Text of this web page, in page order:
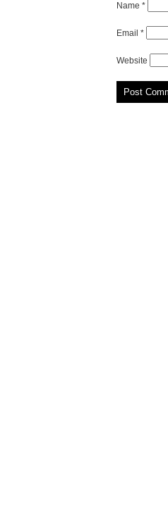
Name *
Email *
Website